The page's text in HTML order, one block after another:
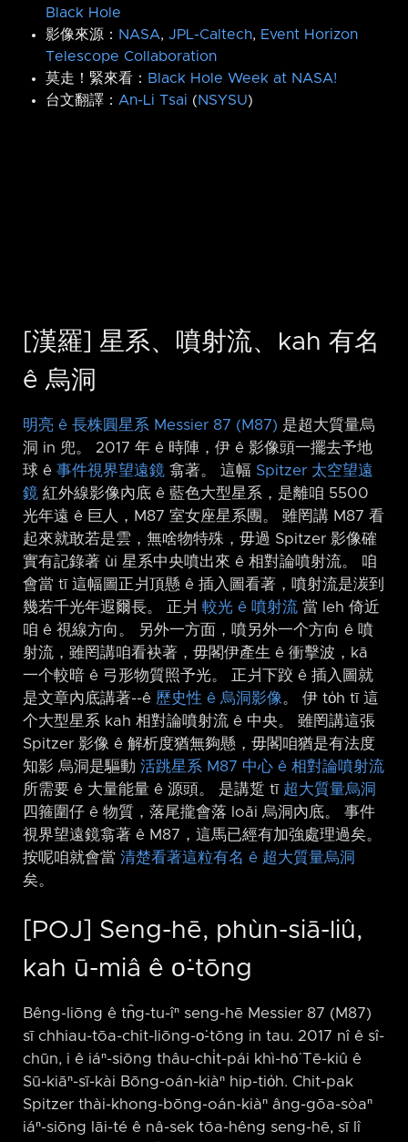
Black Hole
影像來源： NASA, JPL-Caltech, Event Horizon
Telescope Collaboration
莫走！緊來看： Black Hole Week at NASA!
台文翻譯： An-Li Tsai (NSYSU)
[漢羅] 星系、噴射流、kah 有名
ê 烏洞
明亮 ê 長株圓星系 Messier 87 (M87) 是超大質量烏
洞 in 兜。 2017 年 ê 時陣，伊 ê 影像頭一擺去予地
球 ê 事件視界望遠鏡 翕著。 這幅 Spitzer 太空望遠
鏡 紅外線影像內底 ê 藍色大型星系，是離咱 5500
光年遠 ê 巨人，M87 室女座星系團。 雖罔講 M87 看
起來就敢若是雲，無啥物特殊，毋過 Spitzer 影像確
實有記錄著 ùi 星系中央噴出來 ê 相對論噴射流。 咱
會當 tī 這幅圖正爿頂懸 ê 插入圖看著，噴射流是湠到
幾若千光年遐爾長。 正爿 較光 ê 噴射流 當 leh 倚近
咱 ê 視線方向。 另外一方面，噴另外一个方向 ê 噴
射流，雖罔講咱看袂著，毋閣伊產生 ê 衝擊波，kā
一个較暗 ê 弓形物質照予光。 正爿下跤 ê 插入圖就
是文章內底講著-⁠-ê 歷史性 ê 烏洞影像 。 伊 to̍h tī 這
个大型星系 kah 相對論噴射流 ê 中央。 雖罔講這張
Spitzer 影像 ê 解析度猶無夠懸，毋閣咱猶是有法度
知影 烏洞是驅動 活跳星系 M87 中心 ê 相對論噴射流
所需要 ê 大量能量 ê 源頭。 是講踅 tī 超大質量烏洞
四箍圍仔 ê 物質，落尾攏會落 loăi 烏洞內底。 事件
視界望遠鏡翕著 ê M87，這馬已經有加強處理過矣。
按呢咱就會當 清楚看著這粒有名 ê 超大質量烏洞
矣。
[POJ] Seng-hē, phùn-siā-liû,
kah ū-miâ ê o͘-tōng
Bêng-liōng ê tn̂g-tu-îⁿ seng-hē Messier 87 (M87)
sī chhiau-tōa-chit-liōng-o͘-tōng in tau. 2017 nî ê sî-
chūn, i ê iáⁿ-siōng thâu-chi̍t-pái khì-hō͘ Tē-kiû ê
Sū-kiāⁿ-sī-kài Bōng-oán-kiàⁿ hip-tio̍h. Chit-pak
Spitzer thài-khong-bōng-oán-kiàⁿ âng-gōa-sòaⁿ
iáⁿ-siōng lāi-té ê nâ-sek tōa-hêng seng-hē, sī lî